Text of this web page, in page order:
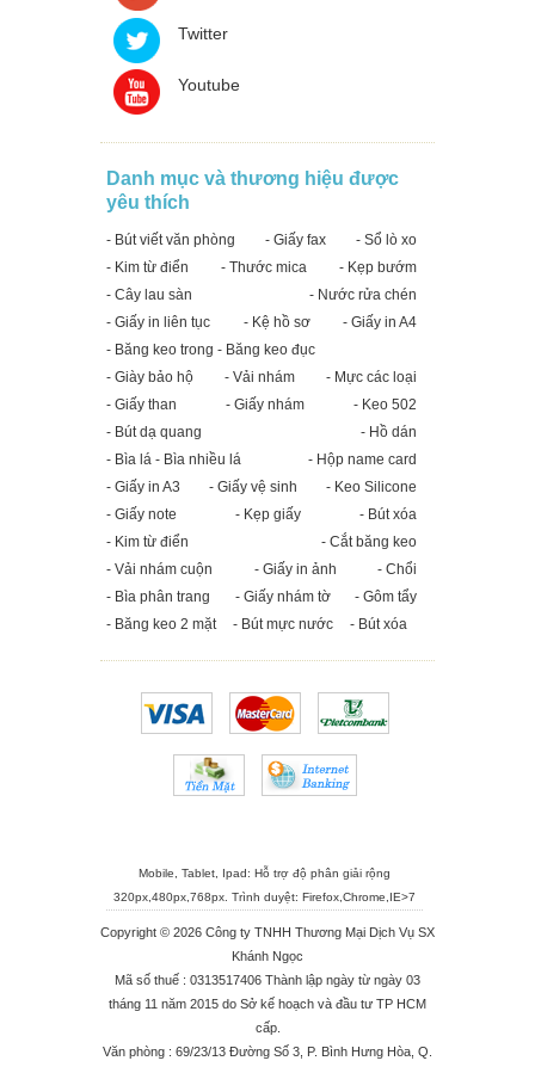
Twitter
Youtube
Danh mục và thương hiệu được
yêu thích
- Bút viết văn phòng - Giấy fax
- Sổ lò xo
- Kim từ điển
- Thước mica
- Kẹp bướm
- Cây lau sàn
- Nước rửa chén
- Giấy in liên tục
- Kệ hồ sơ
- Giấy in A4
- Băng keo trong - Băng keo đục
- Giày bảo hộ
- Vải nhám
- Mực các loại
- Giấy than
- Giấy nhám
- Keo 502
- Bút dạ quang
- Hồ dán
- Bìa lá - Bìa nhiều lá
- Hộp name card
- Giấy in A3
- Giấy vệ sinh
- Keo Silicone
- Giấy note
- Kẹp giấy
- Bút xóa
- Kim từ điển
- Cắt băng keo
- Vải nhám cuộn
- Giấy in ảnh
- Chổi
- Bìa phân trang
- Giấy nhám tờ
- Gôm tẩy
- Băng keo 2 mặt
- Bút mực nước - Bút xóa
Mobile, Tablet, Ipad: Hỗ trợ độ phân giải rộng
320px,480px,768px. Trình duyệt: Firefox,Chrome,IE>7
Copyright © 2026 Công ty TNHH Thương Mại Dịch Vụ SX
Khánh Ngọc
Mã số thuế : 0313517406 Thành lập ngày từ ngày 03
tháng 11 năm 2015 do Sở kế hoạch và đầu tư TP HCM
cấp.
Văn phòng : 69/23/13 Đường Số 3, P. Bình Hưng Hòa, Q.